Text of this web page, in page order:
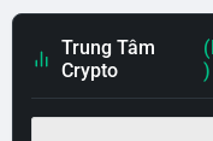
Trung Tâm
Crypto
)